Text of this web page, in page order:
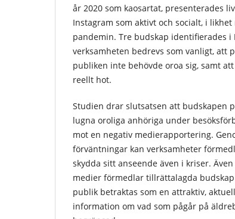
år 2020 som kaosartat, presenterades
Instagram som aktivt och socialt, i
pandemin. Tre budskap identifierades
verksamheten bedrevs som vanligt, att
publiken inte behövde oroa sig, samt
reellt hot.
Studien drar slutsatsen att budskapen
lugna oroliga anhöriga under
mot en negativ medierapportering.
förväntningar kan verksamheter
skydda sitt anseende även i kriser.
medier förmedlar tillrättalagda
publik betraktas som en attraktiv,
information om vad som pågår på